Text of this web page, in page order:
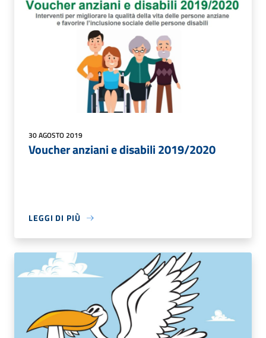
30 AGOSTO 2019
Voucher anziani e disabili 2019/2020
LEGGI DI PIÙ